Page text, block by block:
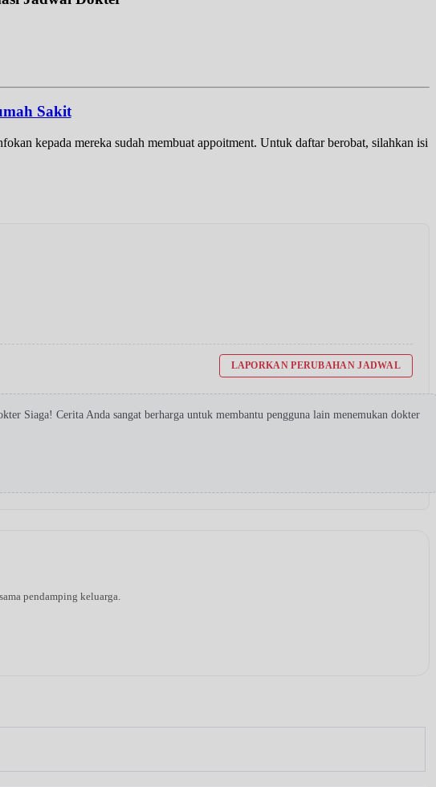
Sakit
kepada mereka sudah membuat appoitment. Untuk daftar berobat, silahkan isi
LAPORKAN PERUBAHAN JADWAL
Siaga! Cerita Anda sangat berharga untuk membantu pengguna lain menemukan dokter
pendamping keluarga.